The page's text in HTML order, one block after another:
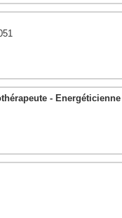
- Energéticienne